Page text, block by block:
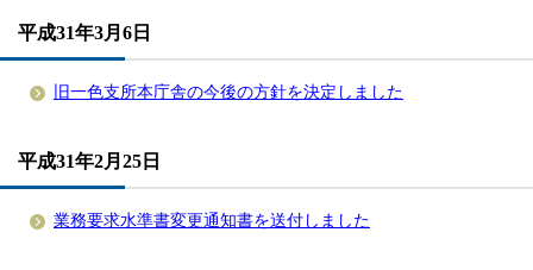
平成31年3月6日
旧一色支所本庁舎の今後の方針を決定しました
平成31年2月25日
業務要求水準書変更通知書を送付しました